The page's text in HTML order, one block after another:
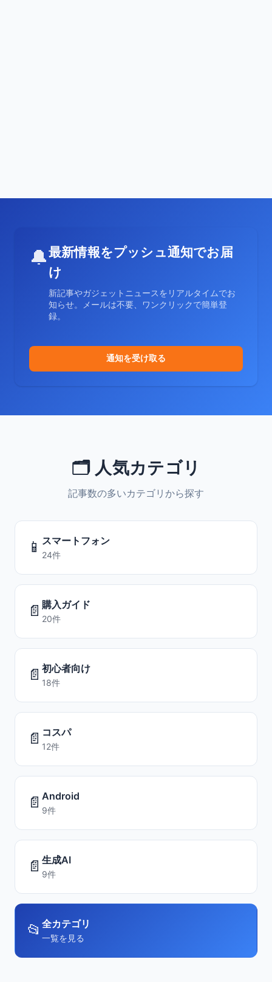
🔔最新情報をプッシュ通知でお届
け
新記事やガジェットニュースをリアルタイムでお
知らせ。メールは不要、ワンクリックで簡単登
録。
通知を受け取る
🗂️ 人気カテゴリ
記事数の多いカテゴリから探す
📱 スマートフォン
24件
📄 購入ガイド
20件
📄 初心者向け
18件
📄 コスパ
12件
📄 Android
9件
📄 生成AI
9件
📂 全カテゴリ
一覧を見る